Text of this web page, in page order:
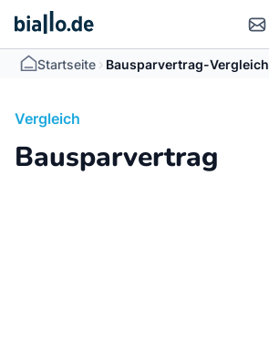
Startseite > Bausparvertrag-Vergleich
Vergleich
Bausparvertrag